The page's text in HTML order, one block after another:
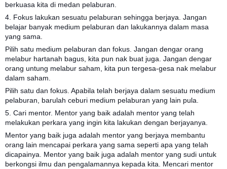
berkuasa kita di medan pelaburan.
4. Fokus lakukan sesuatu pelaburan sehingga berjaya. Jangan
belajar banyak medium pelaburan dan lakukannya dalam masa
yang sama.
Pilih satu medium pelaburan dan fokus. Jangan dengar orang
melabur hartanah bagus, kita pun nak buat juga. Jangan dengar
orang untung melabur saham, kita pun tergesa-gesa nak melabur
dalam saham.
Pilih satu dan fokus. Apabila telah berjaya dalam sesuatu medium
pelaburan, barulah ceburi medium pelaburan yang lain pula.
5. Cari mentor. Mentor yang baik adalah mentor yang telah
melakukan perkara yang ingin kita lakukan dengan berjayanya.
Mentor yang baik juga adalah mentor yang berjaya membantu
orang lain mencapai perkara yang sama seperti apa yang telah
dicapainya. Mentor yang baik juga adalah mentor yang sudi untuk
berkongsi ilmu dan pengalamannya kepada kita. Mencari mentor